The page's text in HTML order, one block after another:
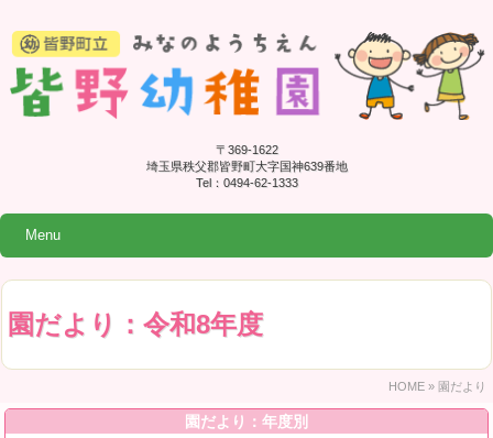
〒369-1622
埼玉県秩父郡皆野町大字国神639番地
Tel：0494-62-1333
Menu
園だより：令和8年度
HOME » 園だより
園だより：年度別